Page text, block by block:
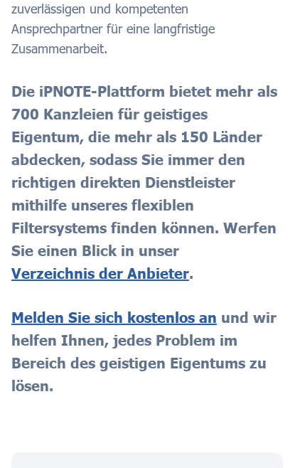
zuverlässigen und kompetenten
Ansprechpartner für eine langfristige
Zusammenarbeit.
Die iPNOTE-Plattform bietet mehr als
700 Kanzleien für geistiges
Eigentum, die mehr als 150 Länder
abdecken, sodass Sie immer den
richtigen direkten Dienstleister
mithilfe unseres flexiblen
Filtersystems finden können. Werfen
Sie einen Blick in unser
Verzeichnis der Anbieter.
Melden Sie sich kostenlos an und wir
helfen Ihnen, jedes Problem im
Bereich des geistigen Eigentums zu
lösen.